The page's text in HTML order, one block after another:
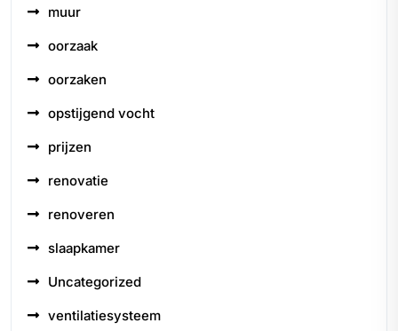
muur
oorzaak
oorzaken
opstijgend vocht
prijzen
renovatie
renoveren
slaapkamer
Uncategorized
ventilatiesysteem